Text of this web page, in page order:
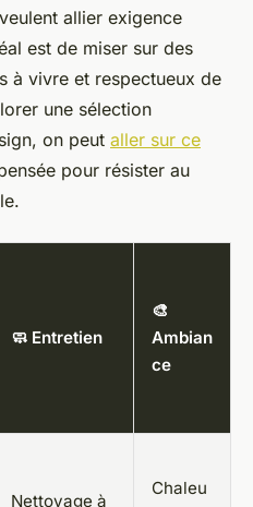
allier exigence
est de miser sur des
à vivre et respectueux de
une sélection
on peut aller sur ce
pour résister au
🧼 Entretien
🎨
Ambian
ce
Nettoyage à
Chaleu